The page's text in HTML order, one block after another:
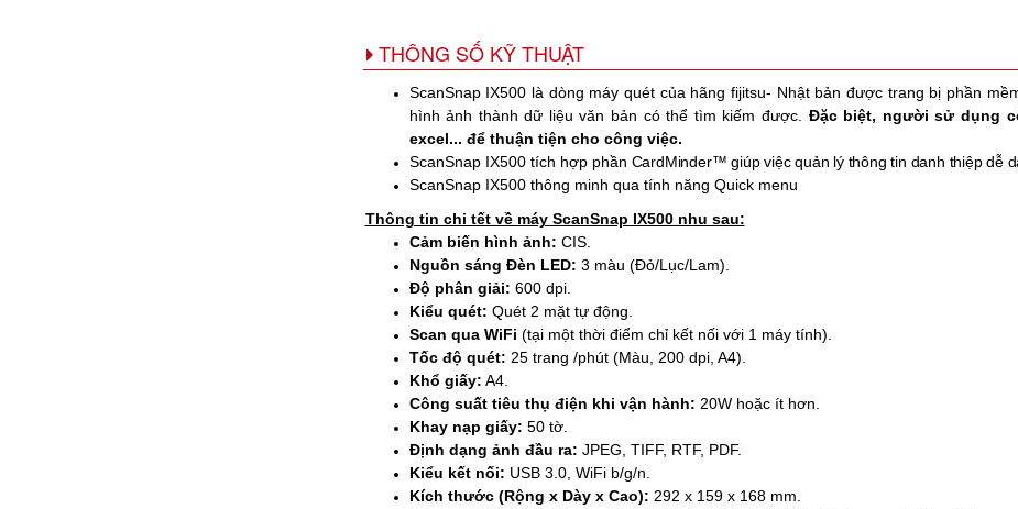
THÔNG SỐ KỸ THUẬT
ScanSnap IX500 là dòng máy quét của hãng fijitsu- Nhật bản được trang bị phần
hình ảnh thành dữ liệu văn bản có thể tìm kiếm được. Đặc biệt, người sử dụng
excel... để thuận tiện cho công việc.
ScanSnap IX500 tích hợp phần CardMinder™ giúp việc quản lý thông tin danh thiệp dễ
ScanSnap IX500 thông minh qua tính năng Quick menu
​Thông tin chi tết về máy ScanSnap IX500 nhu sau:
Cảm biến hình ảnh: CIS.
Nguồn sáng Đèn LED: 3 màu (Đỏ/Lục/Lam).
Độ phân giải: 600 dpi.
Kiểu quét: Quét 2 mặt tự động.
Scan qua WiFi (tại một thời điểm chỉ kết nối với 1 máy tính).
Tốc độ quét: 25 trang /phút (Màu, 200 dpi, A4).
Khổ giấy: A4.
Công suất tiêu thụ điện khi vận hành: 20W hoặc ít hơn.
Khay nạp giấy: 50 tờ.
Định dạng ảnh đầu ra: JPEG, TIFF, RTF, PDF.
Kiểu kết nối: USB 3.0, WiFi b/g/n.
Kích thước (Rộng x Dày x Cao): 292 x 159 x 168 mm.